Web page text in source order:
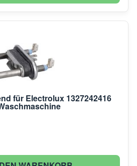
für Electrolux 1327242416